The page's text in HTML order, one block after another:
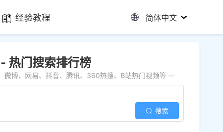
经验教程 简体中文
- 热门搜索排行榜
微博、网易、抖音、腾讯、360热搜、B站热门视频等 --
搜索